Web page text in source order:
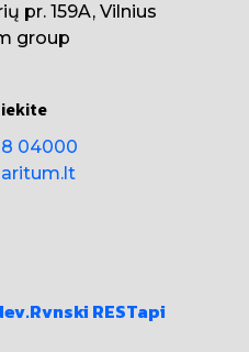
pr. 159A, Vilnius
group
04000
RESTapi